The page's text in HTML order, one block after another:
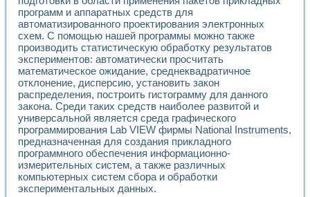
Автоматизация контроля сварных швов на базе
Измерительный контроль с применением
Моделирование надежности и эффективности систем
Лабораторные практикумы и учебные стенды
Автоматизация лабораторного стенда по измерению
Автоматизированные лабораторные комплексы для
Виртуальный прибор для исследования нелинейных
Использование виртуальных приборов в процесе
Использование программ ELECTRONICS WORKBENCH-
Лабораторный практикум по дисциплине «Цифровые
Лабораторный практикум по ИНС на основе LabVIEW
Лабораторный практикум по основам теории коммутации
Опыт использования NI LabVIEW для создания
Применение LabVIEW для исследования течения в
Создание виртуальной работы «Изучение магнитных
программ и аппаратных средств для
автоматизированного проектирования электронных
схем. С помощью нашей программы можно также
производить статистическую обработку результатов
экспериментов: автоматически просчитать
математическое ожидание, среднеквадратичное
отклонение, дисперсию, установить закон
распределения, построить гистограмму для данного
закона. Среди таких средств наиболее развитой и
универсальной является среда графического
программирования Lab VIEW фирмы National Instruments,
предназначенная для создания прикладного
программного обеспечения информационно-
измерительных систем, а также различных
компьютерных систем сбора и обработки
экспериментальных данных.